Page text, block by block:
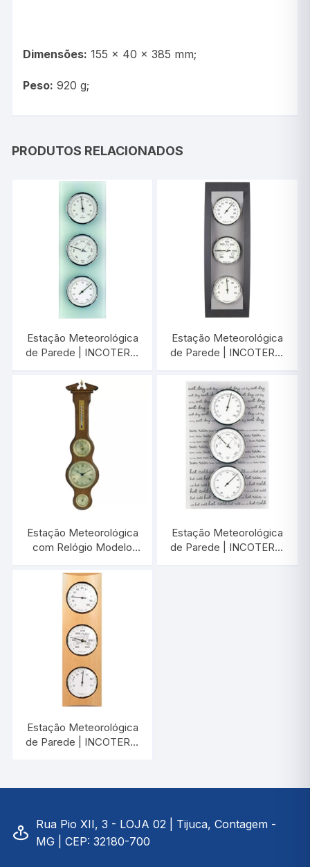
Dimensões: 155 x 40 x 385 mm;
Peso: 920 g;
PRODUTOS RELACIONADOS
Estação Meteorológica
de Parede | INCOTERM
Estação Meteorológica
de Parede | INCOTERM
Estação Meteorológica
com Relógio Modelo
7531.05.0.00
Estação Meteorológica
de Parede | INCOTERM
Estação Meteorológica
de Parede | INCOTERM
Rua Pio XII, 3 - LOJA 02 | Tijuca, Contagem -
MG | CEP: 32180-700